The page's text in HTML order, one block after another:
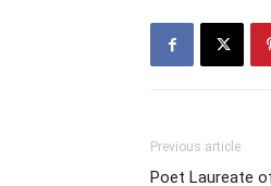
Previous article
Poet Laureate